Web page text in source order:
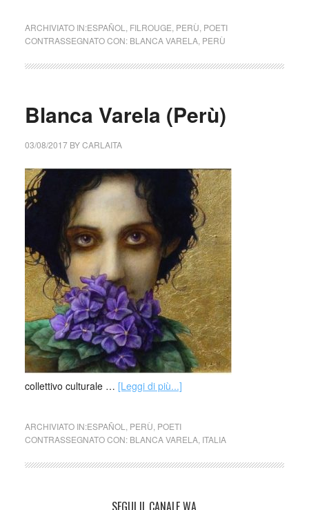
ARCHIVIATO IN:ESPAÑOL FILROUGE PERÙ POETI
CONTRASSEGNATO CON: BLANCA VARELA, PERÙ
Blanca Varela (Perù)
03/08/2017BYCARLAITA
collettivo culturale … [Leggi di più...]
ARCHIVIATO IN:ESPAÑOL PERÙ POETI
CONTRASSEGNATO CON: BLANCA VARELA, ITALIA
SEGUI IL CANALE WA